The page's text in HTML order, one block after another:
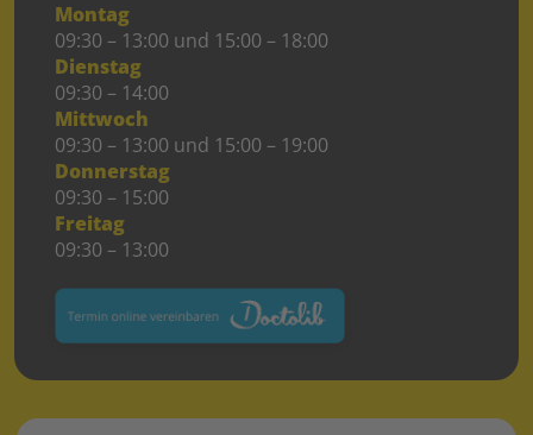
Montag
09:30 – 13:00 und 15:00 – 18:00
Dienstag
09:30 – 14:00
Mittwoch
09:30 – 13:00 und 15:00 – 19:00
Donnerstag
09:30 – 15:00
Freitag
09:30 – 13:00